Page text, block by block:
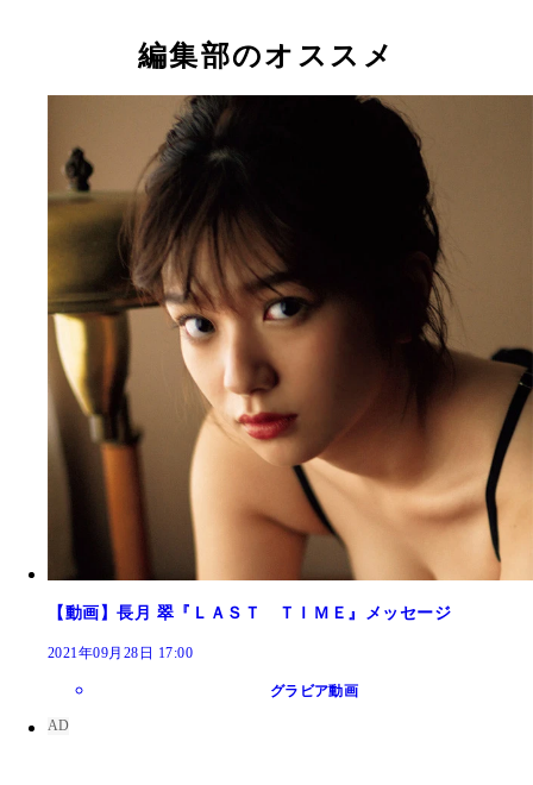
編集部のオススメ
【動画】長月 翠『ＬＡＳＴ ＴＩＭＥ』メッセージ
2021年09月28日 17:00
グラビア動画